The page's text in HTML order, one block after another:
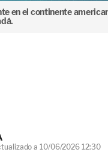
en el continente
a 10/06/2026 12:30